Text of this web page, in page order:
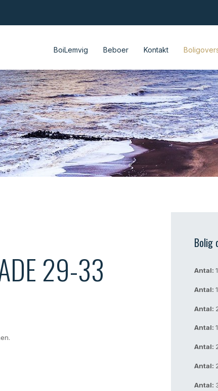
BoiLemvig Beboer Kontakt
29-33
Bolig
Antal​:1
Antal​:1
Antal​:
Antal​:1
Antal​:
Antal​:
Antal​: